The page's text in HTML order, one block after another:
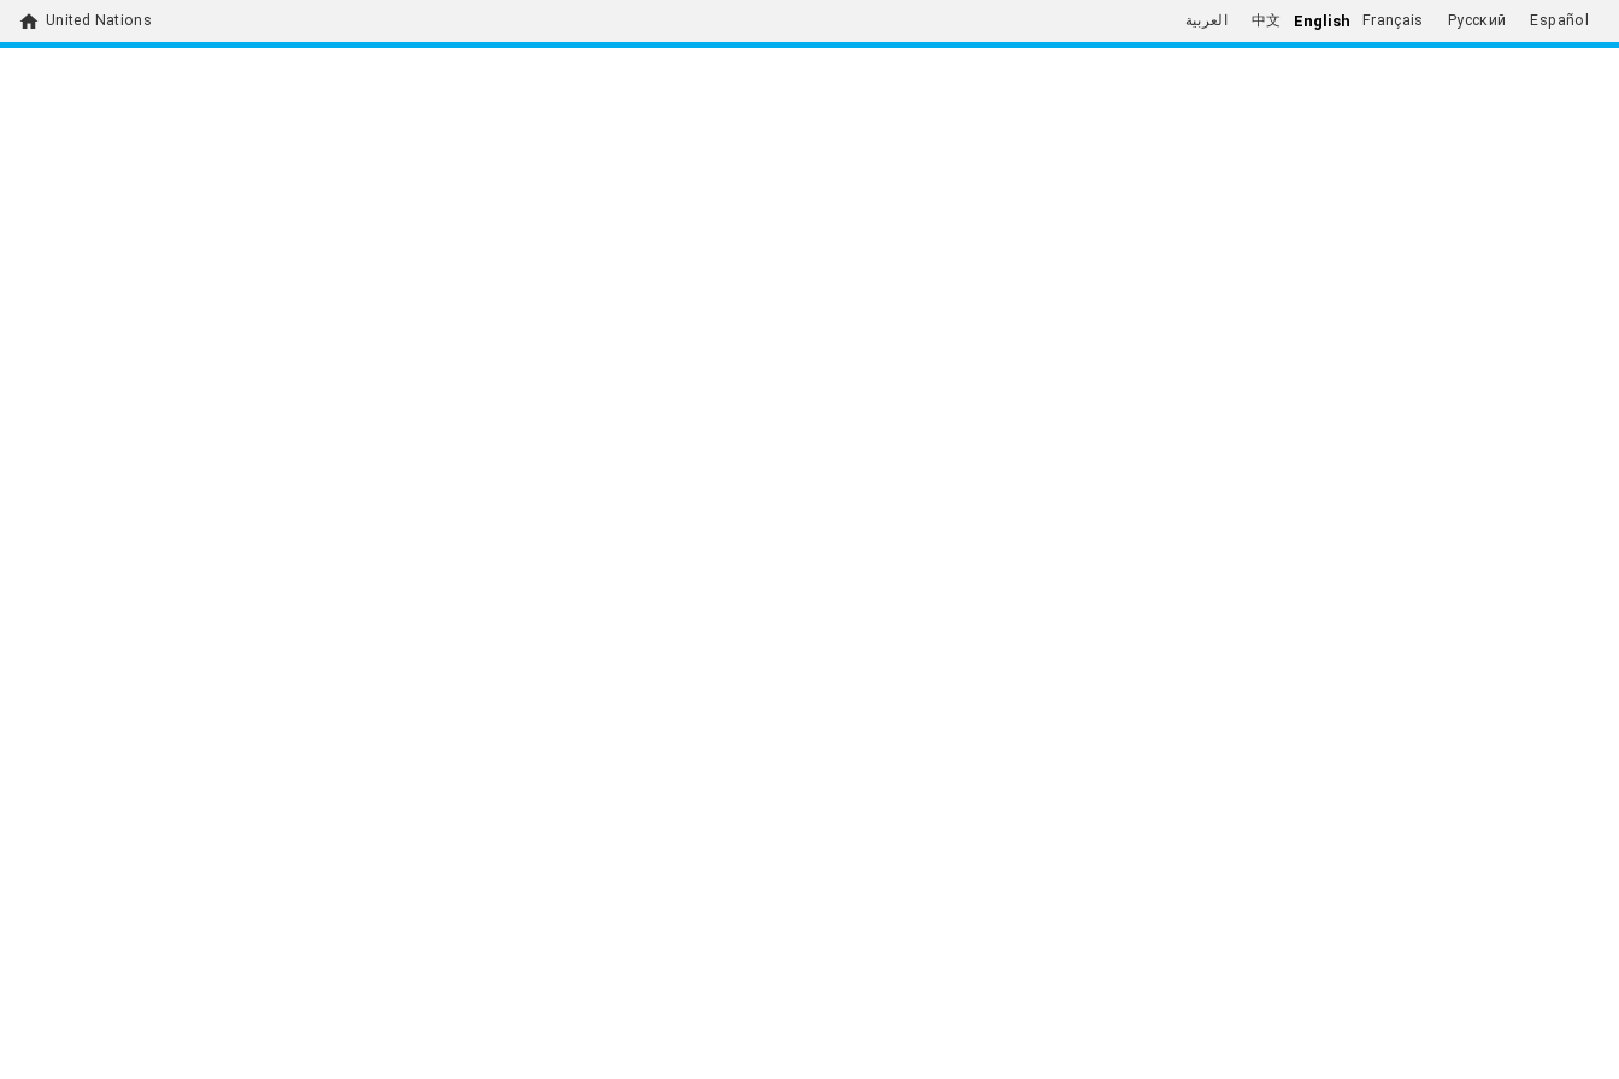
home United Nations العربية 中文 English Français Русский Español